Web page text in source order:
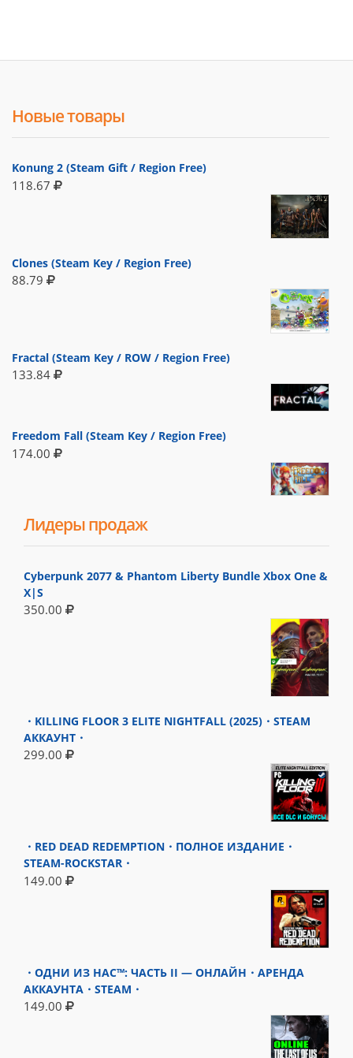
Новые товары
Konung 2 (Steam Gift / Region Free)
118.67
Clones (Steam Key / Region Free)
88.79
Fractal (Steam Key / ROW / Region Free)
133.84
Freedom Fall (Steam Key / Region Free)
174.00
Лидеры продаж
Cyberpunk 2077 & Phantom Liberty Bundle Xbox One &
X|S
350.00
・KILLING FLOOR 3 ELITE NIGHTFALL (2025)・STEAM
АККАУНТ・
299.00
・RED DEAD REDEMPTION・ПОЛНОЕ ИЗДАНИЕ・
STEAM-ROCKSTAR・
149.00
・ОДНИ ИЗ НАС™: ЧАСТЬ II — ОНЛАЙН・АРЕНДА
АККАУНТА・STEAM・
149.00